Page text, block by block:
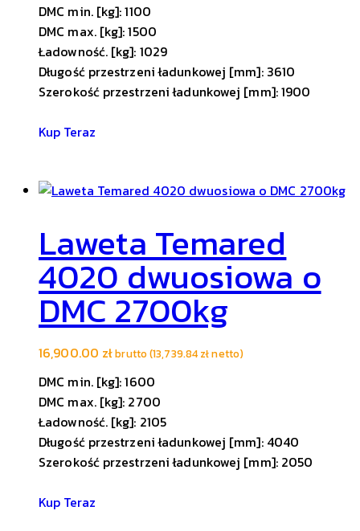
DMC min. [kg]: 1100
DMC max. [kg]: 1500
Ładowność. [kg]: 1029
Długość przestrzeni ładunkowej [mm]: 3610
Szerokość przestrzeni ładunkowej [mm]: 1900
Kup Teraz
Laweta Temared
4020 dwuosiowa o
DMC 2700kg
16,900.00 zł brutto (13,739.84 złnetto)
DMC min. [kg]: 1600
DMC max. [kg]: 2700
Ładowność. [kg]: 2105
Długość przestrzeni ładunkowej [mm]: 4040
Szerokość przestrzeni ładunkowej [mm]: 2050
Kup Teraz